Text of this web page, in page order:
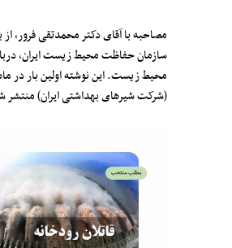
مصاحبه با آقای دکتر محمدتقی فرور، از
سازمان حفاظت محیط زیست ایران،
(شرکت شیرهای بهداشتی‌ ایران)